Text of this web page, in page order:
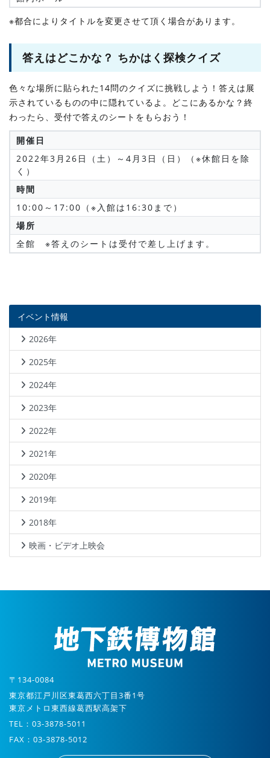
※都合によりタイトルを変更させて頂く場合があります。
答えはどこかな？ ちかはく探検クイズ
色々な場所に貼られた14問のクイズに挑戦しよう！答えは展
示されているものの中に隠れているよ。どこにあるかな？終
わったら、受付で答えのシートをもらおう！
開催日
2022年3月26日（土）～4月3日（日）（※休館日を除
く）
時間
10:00～17:00（※入館は16:30まで）
場所
全館 ※答えのシートは受付で差し上げます。
イベント情報
2026年
2025年
2024年
2023年
2022年
2021年
2020年
2019年
2018年
映画・ビデオ上映会
〒134-0084
東京都江戸川区東葛西六丁目3番1号
東京メトロ東西線葛西駅高架下
TEL：03-3878-5011
FAX：03-3878-5012